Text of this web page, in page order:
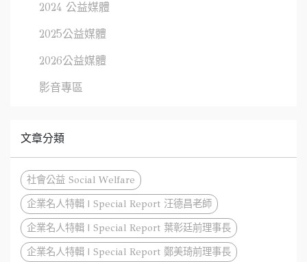
2024 公益媒體
2025公益媒體
2026公益媒體
影音專區
文章分類
社會公益 Social Welfare
企業名人特輯 | Special Report 汪德昌老師
企業名人特輯 | Special Report 葉彰廷前理事長
企業名人特輯 | Special Report 鄭美琦前理事長